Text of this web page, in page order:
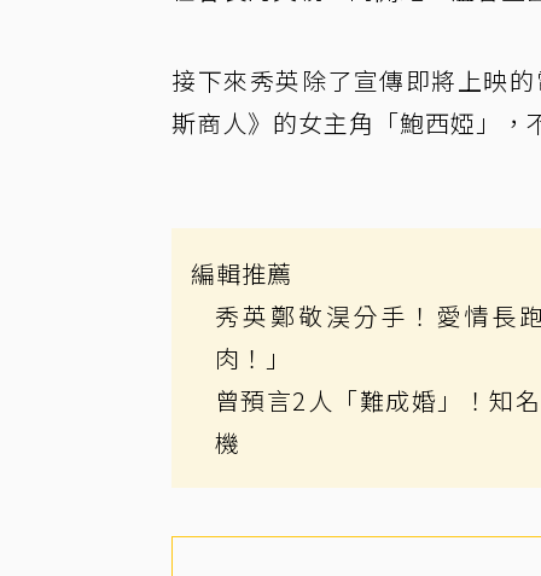
接下來秀英除了宣傳即將上映
斯商人》的女主角「鮑西婭」
編輯推薦
秀英鄭敬淏分手！愛情長
肉！」
曾預言2人「難成婚」！知
機